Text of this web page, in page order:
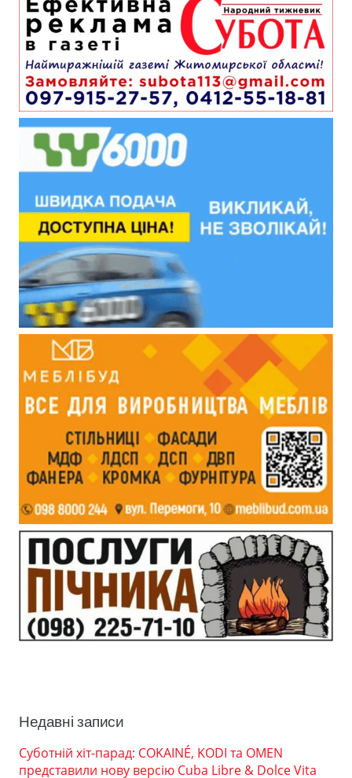
Недавні записи
Суботній хіт-парад: COKAINÉ, KODI та OMEN
представили нову версію Cuba Libre & Dolce Vita